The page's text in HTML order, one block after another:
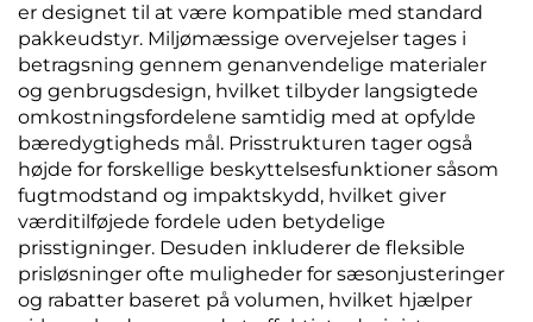
er designet til at være kompatible med standard
pakkeudstyr. Miljømæssige overvejelser tages i
betragsning gennem genanvendelige materialer
og genbrugsdesign, hvilket tilbyder langsigtede
omkostningsfordelene samtidig med at opfylde
bæredygtigheds mål. Prisstrukturen tager også
højde for forskellige beskyttelsesfunktioner såsom
fugtmodstand og impaktskydd, hvilket giver
værditilføjede fordele uden betydelige
prisstigninger. Desuden inkluderer de fleksible
prisløsninger ofte muligheder for sæsonjusteringer
og rabatter baseret på volumen, hvilket hjælper